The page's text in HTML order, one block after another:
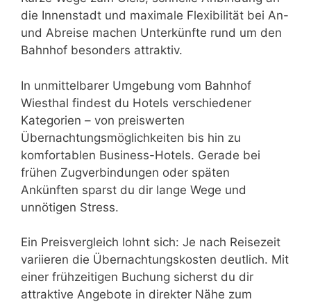
die Innenstadt und maximale Flexibilität bei An-
und Abreise machen Unterkünfte rund um den
Bahnhof besonders attraktiv.
In unmittelbarer Umgebung vom Bahnhof
Wiesthal findest du Hotels verschiedener
Kategorien – von preiswerten
Übernachtungsmöglichkeiten bis hin zu
komfortablen Business-Hotels. Gerade bei
frühen Zugverbindungen oder späten
Ankünften sparst du dir lange Wege und
unnötigen Stress.
Ein Preisvergleich lohnt sich: Je nach Reisezeit
variieren die Übernachtungskosten deutlich. Mit
einer frühzeitigen Buchung sicherst du dir
attraktive Angebote in direkter Nähe zum